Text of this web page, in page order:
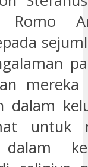
Romo
mereka
dalam
untuk